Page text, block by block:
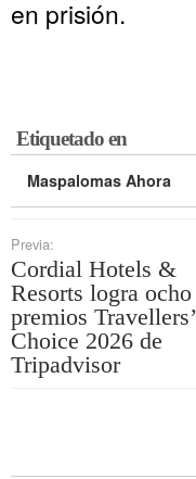
en prisión.
Etiquetado en
Maspalomas Ahora
Previa:
Cordial Hotels &
Resorts logra ocho
premios Travellers’
Choice 2026 de
Tripadvisor